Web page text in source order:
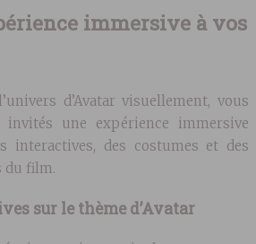
immersive à vos
d’Avatar visuellement, vous
une expérience immersive
interactives, des costumes et des
du film.
sur le thème d’Avatar